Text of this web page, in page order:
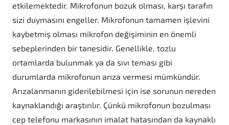
etkilemektedir. Mikrofonun bozuk olması, karşı tarafın
sizi duymasını engeller. Mikrofonun tamamen işlevini
kaybetmiş olması mikrofon değişiminin en önemli
sebeplerinden bir tanesidir. Genellikle, tozlu
ortamlarda bulunmak ya da sıvı teması gibi
durumlarda mikrofonun arıza vermesi mümkündür.
Arızalanmanın giderilebilmesi için ise sorunun nereden
kaynaklandığı araştırılır. Çünkü mikrofonun bozulması
cep telefonu markasının imalat hatasından da kaynaklı